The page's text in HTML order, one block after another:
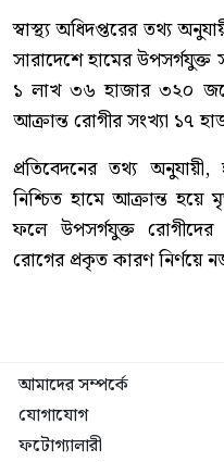
স্বাস্থ্য অধিদপ্তরের তথ্য
সারাদেশে হামের
১ লাখ ৩৬ হাজার ৩২০
আক্রান্ত রোগীর সংখ্যা ১৭
প্রতিবেদনের তথ্য
নিশ্চিত হামে আক্রান্ত হয়ে
ফলে উপসর্গযুক্ত
রোগের প্রকৃত কারণ নির্ণয়ে
আমাদের সম্পর্কে
যোগাযোগ
ফটোগ্যালারী